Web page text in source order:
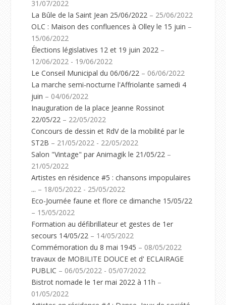
31/07/2022
La Bûle de la Saint Jean 25/06/2022 – 25/06/2022
OLC : Maison des confluences à Olley le 15 juin –
15/06/2022
Élections législatives 12 et 19 juin 2022 –
12/06/2022 - 19/06/2022
Le Conseil Municipal du 06/06/22 – 06/06/2022
La marche semi-nocturne l'Affriolante samedi 4
juin – 04/06/2022
Inauguration de la place Jeanne Rossinot
22/05/22 – 22/05/2022
Concours de dessin et RdV de la mobilité par le
ST2B – 21/05/2022 - 22/05/2022
Salon "Vintage" par Animagik le 21/05/22 –
21/05/2022
Artistes en résidence #5 : chansons impopulaires
... – 18/05/2022 - 25/05/2022
Eco-Journée faune et flore ce dimanche 15/05/22
– 15/05/2022
Formation au défibrillateur et gestes de 1er
secours 14/05/22 – 14/05/2022
Commémoration du 8 mai 1945 – 08/05/2022
travaux de MOBILITE DOUCE et d' ECLAIRAGE
PUBLIC – 06/05/2022 - 05/07/2022
Bistrot nomade le 1er mai 2022 à 11h –
01/05/2022